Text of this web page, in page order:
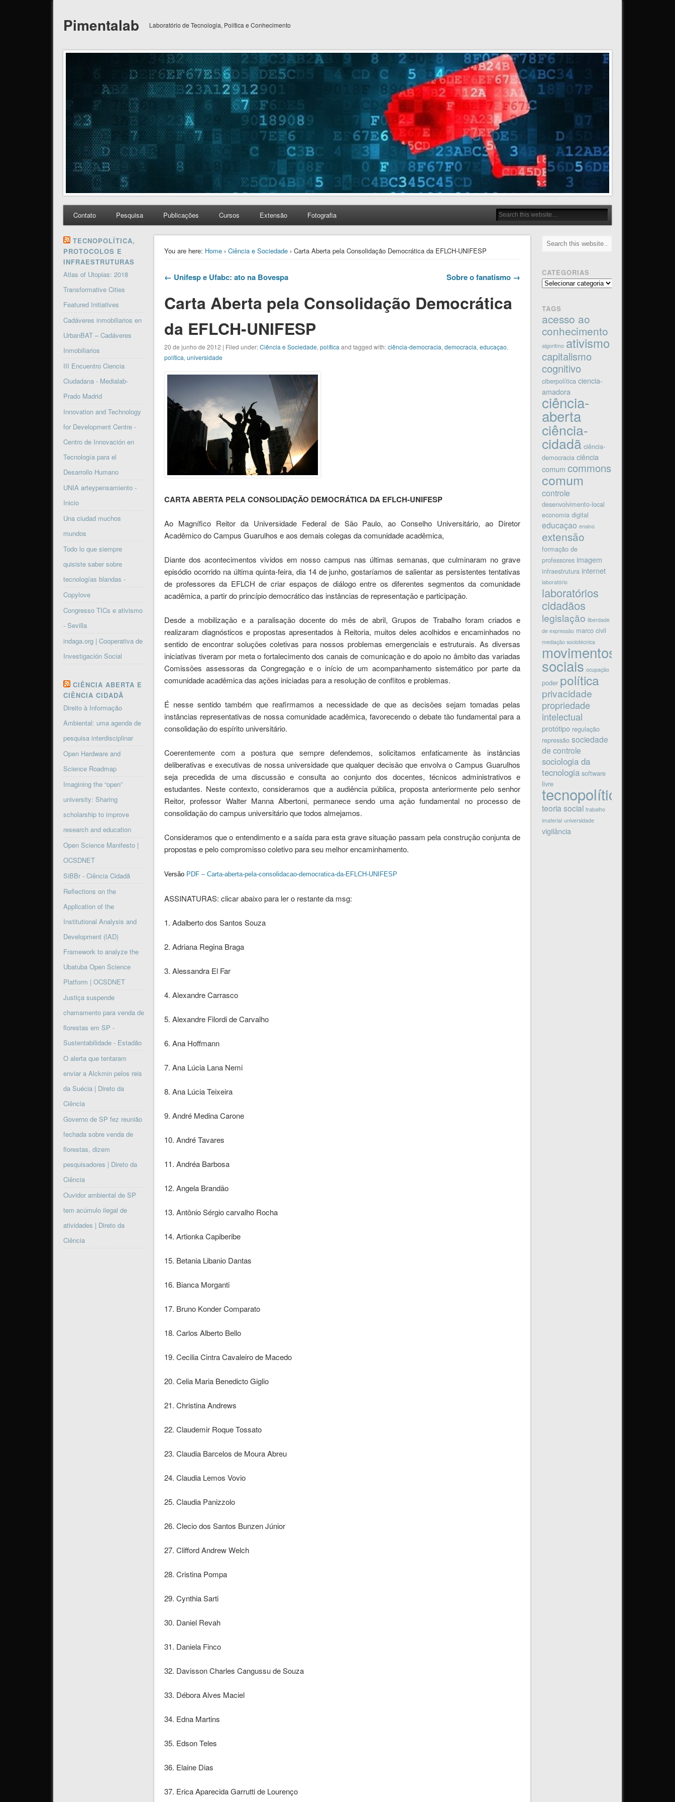
Pimentalab Laboratório de Tecnologia, Política e Conhecimento
Contato Pesquisa Publicações Cursos Extensão Fotografia
You are here: Home ›Ciência e Sociedade › Carta Aberta pela Consolidação Democrática da EFLCH-UNIFESP
← Unifesp e Ufabc: ato na Bovespa Sobre o fanatismo →
Carta Aberta pela Consolidação Democrática
da EFLCH-UNIFESP
20 de junho de 2012 | Filed under:Ciência e Sociedade,política and tagged with:ciência-democracia,democracia,educaçao,
política,universidade
CARTA ABERTA PELA CONSOLIDAÇÃO DEMOCRÁTICA DA EFLCH-UNIFESP
Ao Magnífico Reitor da Universidade Federal de São Paulo, ao Conselho Universitário, ao Diretor
Acadêmico do Campus Guarulhos e aos demais colegas da comunidade acadêmica,
Diante dos acontecimentos vividos em nosso campus nas últimas semanas, que culminaram no grave
episódio ocorrido na última quinta-feira, dia 14 de junho, gostaríamos de salientar as persistentes tentativas
de professores da EFLCH de criar espaços de diálogo entre os diferentes segmentos da comunidade
acadêmica, a partir do princípio democrático das instâncias de representação e participação.
Desde a mobilização e a paralisação docente do mês de abril, Grupos de Trabalho foram criados e
realizaram diagnósticos e propostas apresentados à Reitoria, muitos deles acolhidos e encaminhados no
sentido de encontrar soluções coletivas para nossos problemas emergenciais e estruturais. As diversas
iniciativas tiveram por meta o fortalecimento dos canais de comunicação e do apoio no âmbito das variadas
Comissões assessoras da Congregação e o início de um acompanhamento sistemático por parte da
comunidade acadêmica das ações iniciadas para a resolução de conflitos e problemas.
É nesse sentido também que reafirmamos a necessidade de que as decisões sejam tomadas pelas
instâncias representativas de nossa comunidade acadêmica, favorecendo o debate tão fundamental para a
consolidação do espírito universitário.
Coerentemente com a postura que sempre defendemos, solicitamos enfaticamente às instâncias
deliberativas e executivas de nossa universidade que qualquer decisão que envolva o Campus Guarulhos
seja precedida de uma discussão e consulta ao conjunto dos docentes, técnicos administrativos e
estudantes. Neste contexto, consideramos que a audiência pública, proposta anteriormente pelo senhor
Reitor, professor Walter Manna Albertoni, permanece sendo uma ação fundamental no processo de
consolidação do campus universitário que todos almejamos.
Consideramos que o entendimento e a saída para esta grave situação passam pela construção conjunta de
propostas e pelo compromisso coletivo para seu melhor encaminhamento.
Versão PDF – Carta-aberta-pela-consolidacao-democratica-da-EFLCH-UNIFESP
ASSINATURAS: clicar abaixo para ler o restante da msg:
1. Adalberto dos Santos Souza
2. Adriana Regina Braga
3. Alessandra El Far
4. Alexandre Carrasco
5. Alexandre Filordi de Carvalho
6. Ana Hoffmann
7. Ana Lúcia Lana Nemi
8. Ana Lúcia Teixeira
9. André Medina Carone
10. André Tavares
11. Andréa Barbosa
12. Angela Brandão
13. Antônio Sérgio carvalho Rocha
14. Artionka Capiberibe
15. Betania Libanio Dantas
16. Bianca Morganti
17. Bruno Konder Comparato
18. Carlos Alberto Bello
19. Cecilia Cintra Cavaleiro de Macedo
20. Celia Maria Benedicto Giglio
21. Christina Andrews
22. Claudemir Roque Tossato
23. Claudia Barcelos de Moura Abreu
24. Claudia Lemos Vovio
25. Claudia Panizzolo
26. Clecio dos Santos Bunzen Júnior
27. Clifford Andrew Welch
28. Cristina Pompa
29. Cynthia Sarti
30. Daniel Revah
31. Daniela Finco
32. Davisson Charles Cangussu de Souza
33. Débora Alves Maciel
34. Edna Martins
35. Edson Teles
36. Elaine Dias
37. Erica Aparecida Garrutti de Lourenço
TECNOPOLÍTICA,
PROTOCOLOS E
INFRAESTRUTURAS
Atlas of Utopias: 2018
Transformative Cities
Featured Initiatives
Cadáveres inmobiliarios en
UrbanBAT – Cadáveres
Inmobiliarios
III Encuentro Ciencia
Ciudadana - Medialab-
Prado Madrid
Innovation and Technology
for Development Centre -
Centro de Innovación en
Tecnología para el
Desarrollo Humano
UNIA arteypensamiento -
Inicio
Una ciudad muchos
mundos
Todo lo que siempre
quisiste saber sobre
tecnologías blandas -
Copylove
Congresso TICs e ativismo
- Sevilla
indaga.org | Cooperativa de
Investigación Social
CIÊNCIA ABERTA E
CIÊNCIA CIDADÃ
Direito à Informação
Ambiental: uma agenda de
pesquisa interdisciplinar
Open Hardware and
Science Roadmap
Imagining the “open”
university: Sharing
scholarship to improve
research and education
Open Science Manifesto |
OCSDNET
SiBBr - Ciência Cidadã
Reflections on the
Application of the
Institutional Analysis and
Development (IAD)
Framework to analyze the
Ubatuba Open Science
Platform | OCSDNET
Justiça suspende
chamamento para venda de
florestas em SP -
Sustentabilidade - Estadão
O alerta que tentaram
enviar a Alckmin pelos reis
da Suécia | Direto da
Ciência
Governo de SP fez reunião
fechada sobre venda de
florestas, dizem
pesquisadores | Direto da
Ciência
Ouvidor ambiental de SP
tem acúmulo ilegal de
atividades | Direto da
Ciência
CATEGORIAS
Categorias
TAGS
acesso ao
conhecimento
algoritmo ativismo
capitalismo
cognitivo
ciberpolítica ciencia-
amadora
ciência-
aberta
ciência-
cidadã ciência-
democracia ciência
comum commons
comum
controle
desenvolvimento-local
economia digital
educaçao ensino
extensão
formação de
professores imagem
infraestrutura internet
laboratório
laboratórios
cidadãos
legislação liberdade
de expressão marco civil
mediação sociotécnica
movimentos
sociais ocupação
poder política
privacidade
propriedade
intelectual
protótipo regulação
repressão sociedade
de controle
sociologia da
tecnologia software
livre
tecnopolítica
teoria social trabalho
imaterial universidade
vigilância